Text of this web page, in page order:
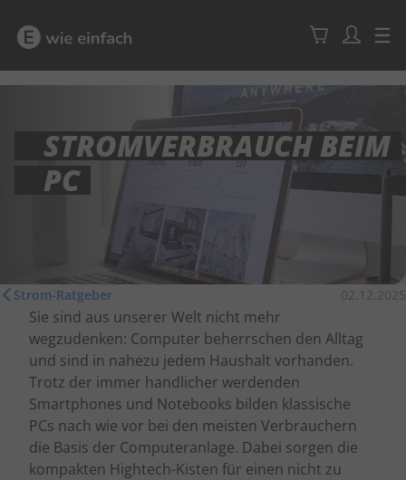
STROMVERBRAUCH BEIM
PC
Strom-Ratgeber 02.12.2025
Sie sind aus unserer Welt nicht mehr
wegzudenken: Computer beherrschen den Alltag
und sind in nahezu jedem Haushalt vorhanden.
Trotz der immer handlicher werdenden
Smartphones und Notebooks bilden klassische
PCs nach wie vor bei den meisten Verbrauchern
die Basis der Computeranlage. Dabei sorgen die
kompakten Hightech-Kisten für einen nicht zu